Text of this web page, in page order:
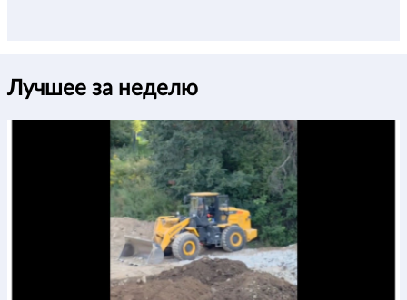
Лучшее за неделю